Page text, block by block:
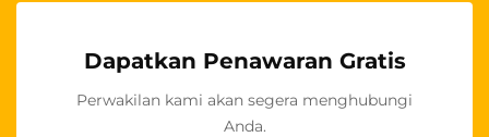
Dapatkan Penawaran Gratis
Perwakilan kami akan segera menghubungi
Anda.